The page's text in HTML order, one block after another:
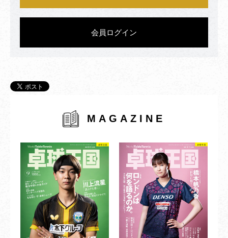
会員ログイン
MAGAZINE